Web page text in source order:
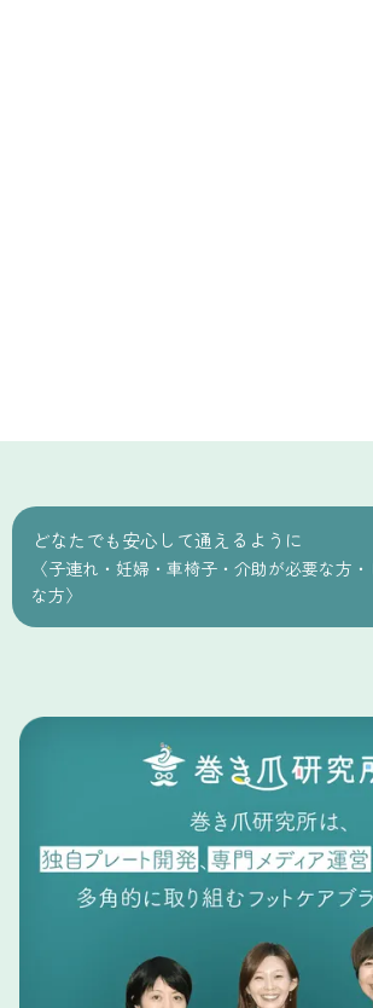
どなたでも安心して通えるように
〈子連れ・妊婦・車椅子・介助が必要な方
な方〉
す。ご予約の際にお伝えいただくことで、
をさせていただきます。
− 小さなお子さま連れの方
隣で鍼灸の施術を行っており、動き回る
お客様に危険が及ぶ場合があります。そ
慮し、イスに座って静かにお待ちいただ
ご同伴いただけます。
− 妊婦の方
施術前には、母体と赤ちゃんの安全を守
ィ施術同意書」へのご署名をお願いして
安がある場合は、かかりつけ医にご相談